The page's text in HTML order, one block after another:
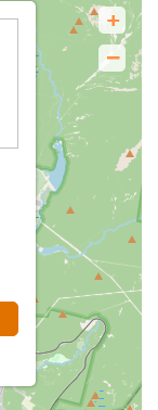
+
−